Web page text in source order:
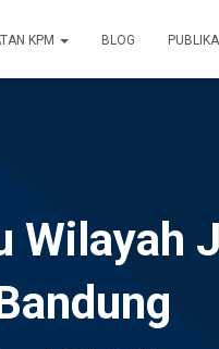
KPM BLOG
Wilayah